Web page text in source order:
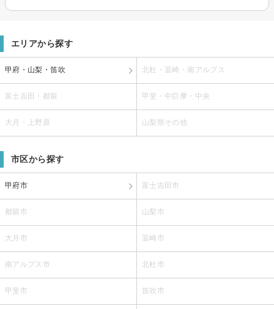
エリアから探す
甲府・山梨・笛吹 北杜・韮崎・南アルプス
富士吉田・都留 甲斐・中巨摩・中央
大月・上野原 山梨県その他
市区から探す
甲府市 富士吉田市
都留市 山梨市
大月市 韮崎市
南アルプス市 北杜市
甲斐市 笛吹市